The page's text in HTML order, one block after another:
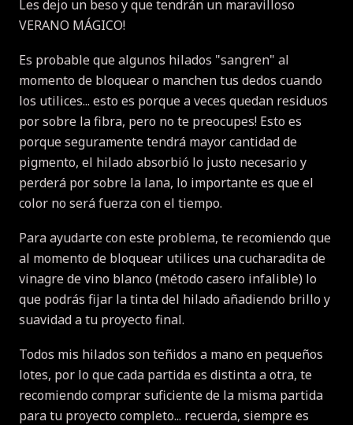
Les dejo un beso y que tendrán un maravilloso
VERANO MÁGICO!
Es probable que algunos hilados "sangren" al
momento de bloquear o manchen tus dedos cuando
los utilices... esto es porque a veces quedan residuos
por sobre la fibra, pero no te preocupes! Esto es
porque seguramente tendrá mayor cantidad de
pigmento, el hilado absorbió lo justo necesario y
perderá por sobre la lana, lo importante es que el
color no será fuerza con el tiempo.
Para ayudarte con este problema, te recomiendo que
al momento de bloquear utilices una cucharadita de
vinagre de vino blanco (método casero infalible) lo
que podrás fijar la tinta del hilado añadiendo brillo y
suavidad a tu proyecto final.
Todos mis hilados son teñidos a mano en pequeños
lotes, por lo que cada partida es distinta a otra, te
recomiendo comprar suficiente de la misma partida
para tu proyecto completo... recuerda, siempre es